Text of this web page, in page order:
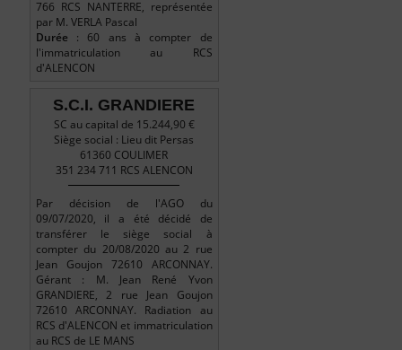
766 RCS NANTERRE, représentée
par M. VERLA Pascal
Durée : 60 ans à compter de
l'immatriculation au RCS
d'ALENCON
S.C.I. GRANDIERE
SC au capital de 15.244,90 €
Siège social : Lieu dit Persas
61360 COULIMER
351 234 711 RCS ALENCON
Par décision de l'AGO du
09/07/2020, il a été décidé de
transférer le siège social à
compter du 20/08/2020 au 2 rue
Jean Goujon 72610 ARCONNAY.
Gérant : M. Jean René Yvon
GRANDIERE, 2 rue Jean Goujon
72610 ARCONNAY. Radiation au
RCS d'ALENCON et immatriculation
au RCS de LE MANS